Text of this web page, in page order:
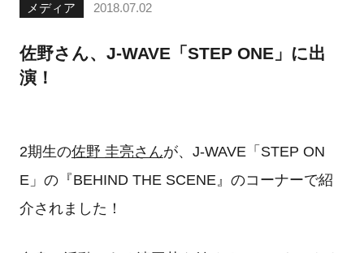
メディア 2018.07.02
佐野さん、J-WAVE「STEP ONE」に出
演！
2期生の佐野 圭亮さんが、J-WAVE「STEP ON
E」の『BEHIND THE SCENE』のコーナーで紹
介されました！